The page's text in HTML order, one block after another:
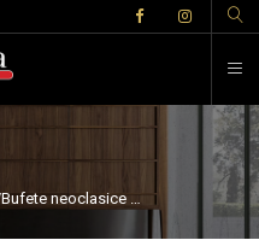
neoclasice BUFET